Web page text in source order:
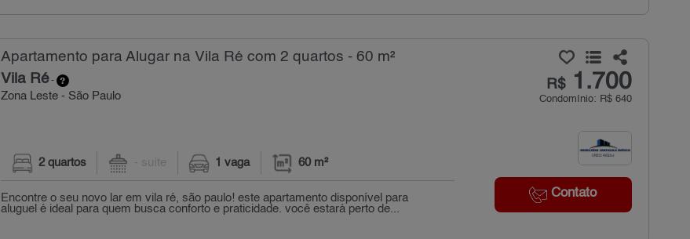
Apartamento para Alugar na Vila Ré com 2 quartos - 60 m²
Vila Ré-
Zona Leste - São Paulo
R$1.700
Condomínio: R$ 640
Contato
2 quartos - suíte 1 vaga 60 m²
Encontre o seu novo lar em vila ré, são paulo! este apartamento disponível para
aluguel é ideal para quem busca conforto e praticidade. você estará perto de...